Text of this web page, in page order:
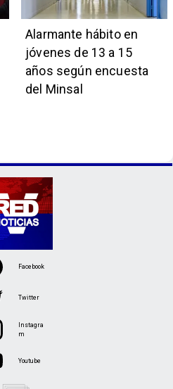
Alarmante hábito en
jóvenes de 13 a 15
años según encuesta
del Minsal
Facebook
Twitter
Instagra
m
Youtube